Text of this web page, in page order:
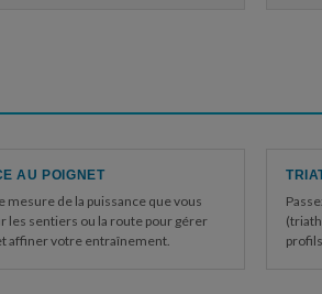
AU POIGNET
mesure de la puissance que vous
les sentiers ou la route pour gérer
affiner votre entraînement.